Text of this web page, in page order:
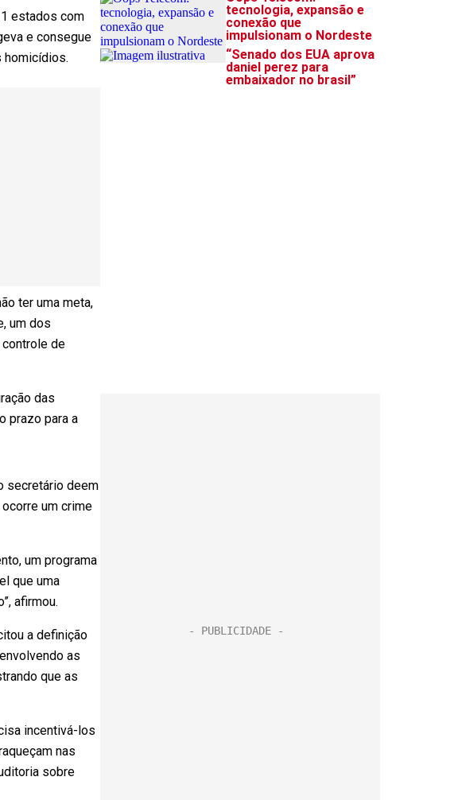
estados com
e consegue
homicídios.
ter uma meta,
um dos
de
das
prazo para a
secretário deem
um crime
um programa
que uma
afirmou.
a definição
as
que as
incentivá-los
nas
sobre